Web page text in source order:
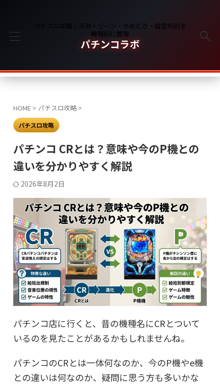
パチスロ攻略｜天井・ゾーン・やめどき・設定判別を
機種別に整理
パチンコラボ
HOME > パチスロ攻略 >
パチスロ攻略
パチンコ CRとは？意味や今のP機との
違いを分かりやすく解説
2026年8月2日
パチンコ店に行くと、昔の機種名にCRとついて
いるのを見たことがあるかもしれませんね。
パチンコのCRとは一体何なのか、今のP機やe機
との違いは何なのか、疑問に思う方も多いかな